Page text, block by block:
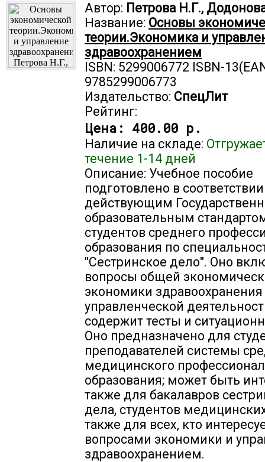
Автор: Петрова Н.Г.,
Название: Основы
теории.Экономика и
здравоохранением
ISBN: 5299006772 ISBN-
9785299006773
Издательство: СпецЛит
Рейтинг:
Цена: 400.00 р.
Наличие на складе:
течение 1-14 дней
Описание: Учебное пособие
подготовлено в
действующим
образовательным
студентов среднего
образования по
"Сестринское дело". Оно
вопросы общей
экономики
управленческой
содержит тесты и
Оно предназначено для
преподавателей системы
медицинского
образования; может быть
также для бакалавров
дела, студентов
также для всех, кто
вопросами экономики и
здравоохранением.